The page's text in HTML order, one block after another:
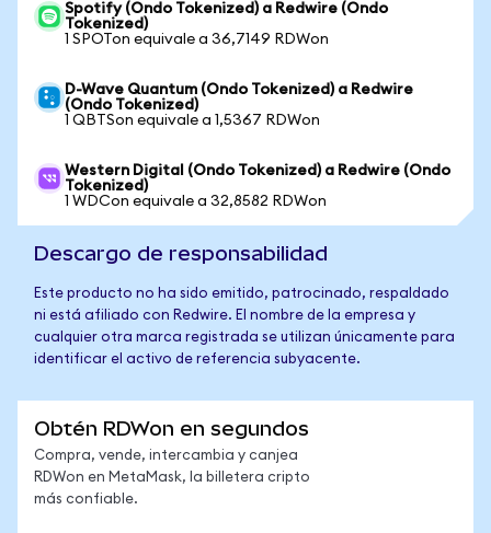
Spotify (Ondo Tokenized) a Redwire (Ondo
Tokenized)
1 SPOTon equivale a 36,7149 RDWon
D-Wave Quantum (Ondo Tokenized) a Redwire
(Ondo Tokenized)
1 QBTSon equivale a 1,5367 RDWon
Western Digital (Ondo Tokenized) a Redwire (Ondo
Tokenized)
1 WDCon equivale a 32,8582 RDWon
Descargo de responsabilidad
Este producto no ha sido emitido, patrocinado, respaldado
ni está afiliado con Redwire. El nombre de la empresa y
cualquier otra marca registrada se utilizan únicamente para
identificar el activo de referencia subyacente.
Obtén RDWon en segundos
Compra, vende, intercambia y canjea
RDWon en MetaMask, la billetera cripto
más confiable.